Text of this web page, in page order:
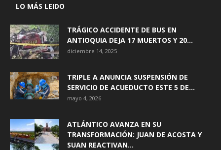
LO MÁS LEIDO
TRÁGICO ACCIDENTE DE BUS EN
ANTIOQUIA DEJA 17 MUERTOS Y 20...
diciembre 14, 2025
TRIPLE A ANUNCIA SUSPENSIÓN DE
SERVICIO DE ACUEDUCTO ESTE 5 DE...
mayo 4, 2026
ATLÁNTICO AVANZA EN SU
TRANSFORMACIÓN: JUAN DE ACOSTA Y
SUAN REACTIVAN...